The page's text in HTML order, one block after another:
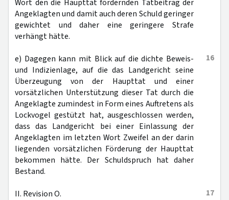
Wort den die Haupttat fördernden Tatbeitrag der
Angeklagten und damit auch deren Schuld geringer
gewichtet und daher eine geringere Strafe
verhängt hätte.
16
e) Dagegen kann mit Blick auf die dichte Beweis-
und Indizienlage, auf die das Landgericht seine
Überzeugung von der Haupttat und einer
vorsätzlichen Unterstützung dieser Tat durch die
Angeklagte zumindest in Form eines Auftretens als
Lockvogel gestützt hat, ausgeschlossen werden,
dass das Landgericht bei einer Einlassung der
Angeklagten im letzten Wort Zweifel an der darin
liegenden vorsätzlichen Förderung der Haupttat
bekommen hätte. Der Schuldspruch hat daher
Bestand.
17
II. Revision O.